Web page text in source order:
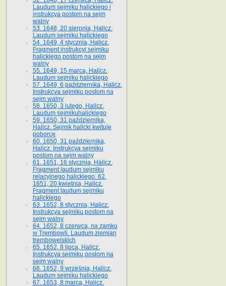
Laudum sejmiku halickiego i
instrukcya postom na sejm
walny
53. 1648, 20 sierpnia, Halicz.
Laudum sejmiku halickiego
54. 1649, 4 stycznia, Halicz.
Fragment instrukcyi sejmiku
halickiego postom na sejm
walny
55. 1649, 15 marca, Halicz.
Laudum sejmiku halickiego
57. 1649, 6 października, Halicz.
Instrukcya sejmiku postom na
sejm walny
58. 1650, 3 lutego, Halicz.
Laudum sejmikuhalickiego
59. 1650, 31 października,
Halicz. Sejmik halicki kwituje
poborcę
60. 1650, 31 października,
Halicz. Instrukcya sejmiku
postom na sejm walny
61. 1651, 16 stycznia, Halicz.
Fragment laudum sejmiku
relacyjnego halickiego. 62.
1651, 20 kwietnia, Halicz.
Fragment laudum sejmiku
halickiego
63. 1652, 8 stycznia, Halicz.
Instrukcya sejmiku postom na
sejm walny
64. 1652, 8 czerwca, na zamku
w Trembowli. Laudum ziemian
trembowelskich
65. 1652, 8 lipca, Halicz.
Instrukcya sejmiku posłom na
sejm walny
66. 1652, 9 września, Halicz.
Laudum sejmiku halickiego
67. 1653, 8 marca, Halicz.